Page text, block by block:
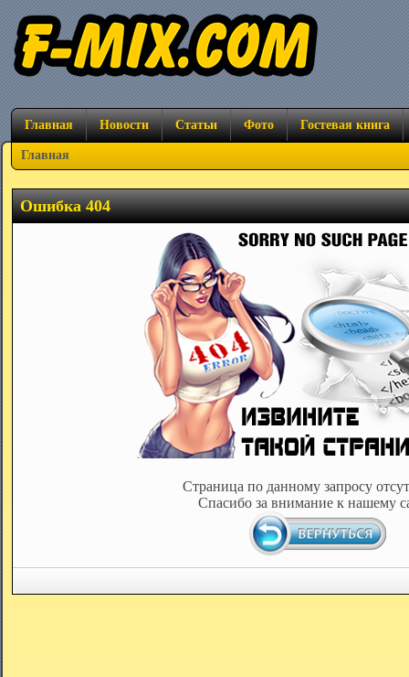
Главная Новости Статьи Фото Гостевая книга
Главная
Ошибка 404
Страница по данному запросу
Спасибо за внимание к нашему